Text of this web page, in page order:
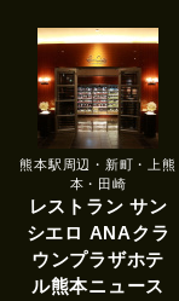
熊本駅周辺・新町・上熊
本・田崎
レストラン サン
シエロ ANAクラ
ウンプラザホテ
ル熊本ニュース